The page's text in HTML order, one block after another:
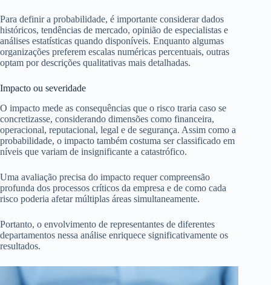
Para definir a probabilidade, é importante considerar dados
históricos, tendências de mercado, opinião de especialistas e
análises estatísticas quando disponíveis. Enquanto algumas
organizações preferem escalas numéricas percentuais, outras
optam por descrições qualitativas mais detalhadas.
Impacto ou severidade
O impacto mede as consequências que o risco traria caso se
concretizasse, considerando dimensões como financeira,
operacional, reputacional, legal e de segurança. Assim como a
probabilidade, o impacto também costuma ser classificado em
níveis que variam de insignificante a catastrófico.
Uma avaliação precisa do impacto requer compreensão
profunda dos processos críticos da empresa e de como cada
risco poderia afetar múltiplas áreas simultaneamente.
Portanto, o envolvimento de representantes de diferentes
departamentos nessa análise enriquece significativamente os
resultados.